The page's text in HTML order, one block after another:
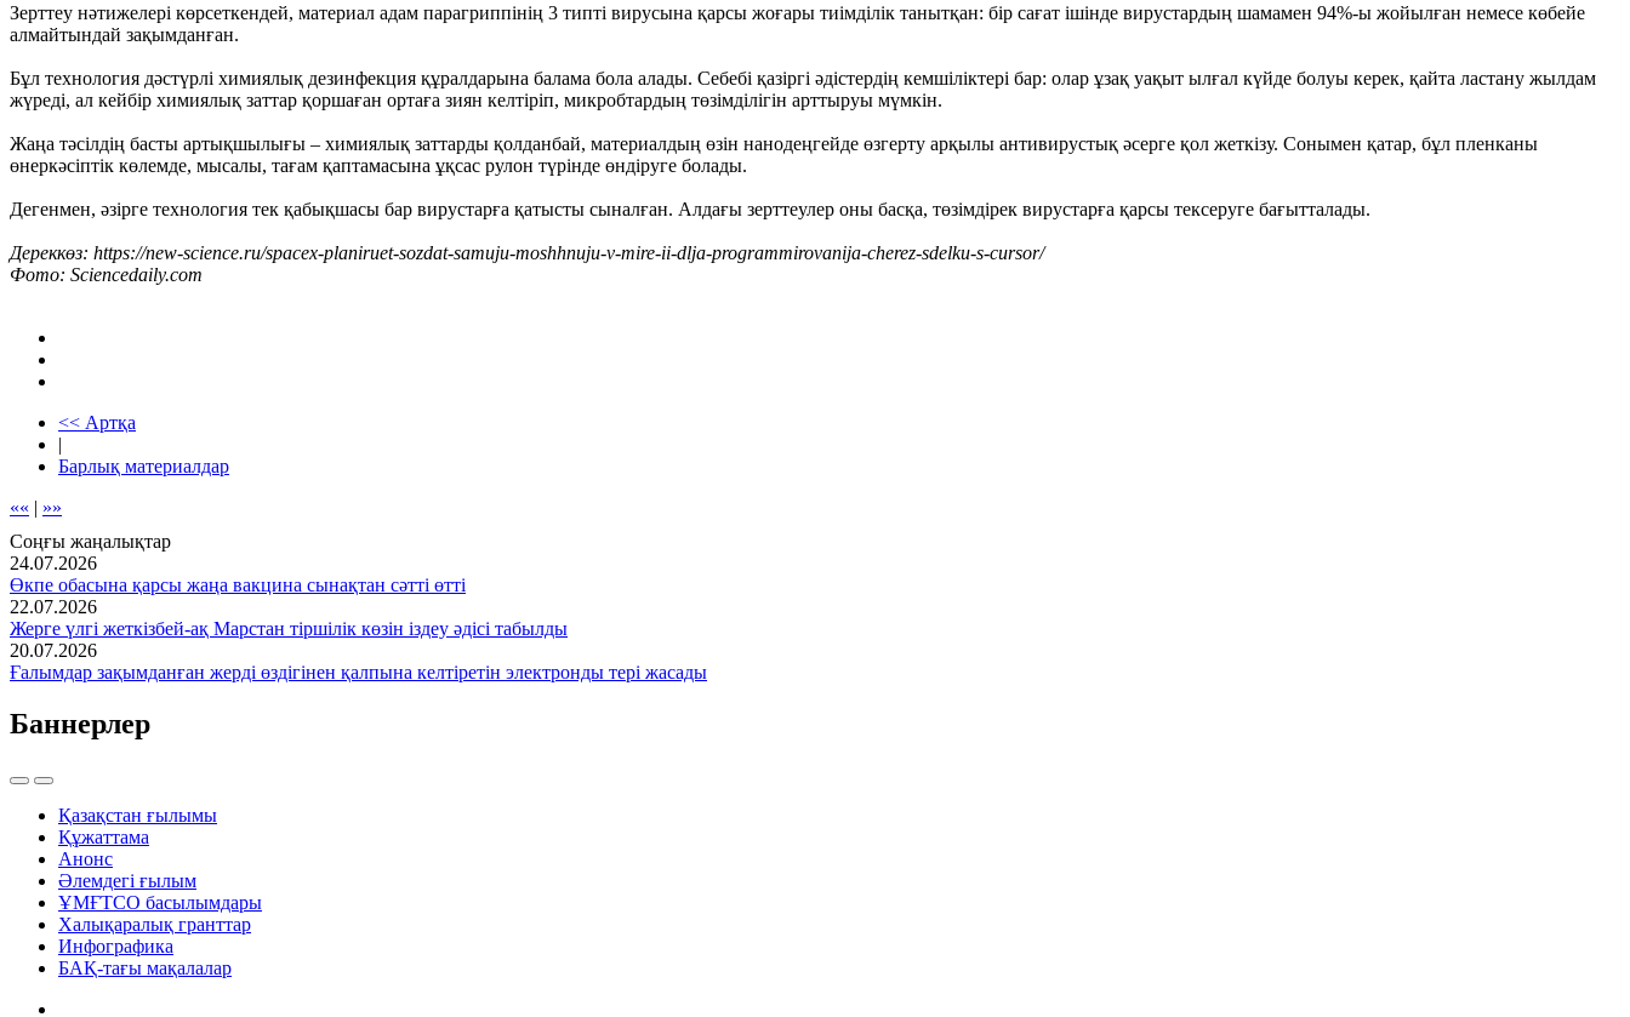
Зерттеу нәтижелері көрсеткендей, материал адам парагриппінің 3 типті вирусына қарсы жоғары тиімділік танытқан: бір сағат ішінде вирустардың шамамен 94%-ы жойылған немесе көбейе
алмайтындай зақымданған.
Бұл технология дәстүрлі химиялық дезинфекция құралдарына балама бола алады. Себебі қазіргі әдістердің кемшіліктері бар: олар ұзақ уақыт ылғал күйде болуы керек, қайта ластану жылдам
жүреді, ал кейбір химиялық заттар қоршаған ортаға зиян келтіріп, микробтардың төзімділігін арттыруы мүмкін.
Жаңа тәсілдің басты артықшылығы – химиялық заттарды қолданбай, материалдың өзін нанодеңгейде өзгерту арқылы антивирустық әсерге қол жеткізу. Сонымен қатар, бұл пленканы
өнеркәсіптік көлемде, мысалы, тағам қаптамасына ұқсас рулон түрінде өндіруге болады.
Дегенмен, әзірге технология тек қабықшасы бар вирустарға қатысты сыналған. Алдағы зерттеулер оны басқа, төзімдірек вирустарға қарсы тексеруге бағытталады.
Дереккөз: https://new-science.ru/spacex-planiruet-sozdat-samuju-moshhnuju-v-mire-ii-dlja-programmirovanija-cherez-sdelku-s-cursor/
Фото: Sciencedaily.com
<< Артқа
|
Барлық материалдар
«« | »»
Соңғы жаңалықтар
24.07.2026
Өкпе обасына қарсы жаңа вакцина сынақтан сәтті өтті
22.07.2026
Жерге үлгі жеткізбей-ақ Марстан тіршілік көзін іздеу әдісі табылды
20.07.2026
Ғалымдар зақымданған жерді өздігінен қалпына келтіретін электронды тері жасады
Баннерлер
Қазақстан ғылымы
Құжаттама
Анонс
Әлемдегі ғылым
ҰМҒТСО басылымдары
Халықаралық гранттар
Инфографика
БАҚ-тағы мақалалар